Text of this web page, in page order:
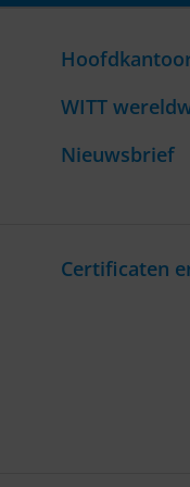
WITT
Nieuwsbrief
Certificaten